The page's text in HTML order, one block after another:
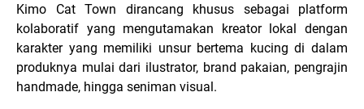
Kimo Cat Town dirancang khusus sebagai platform
kolaboratif yang mengutamakan kreator lokal dengan
karakter yang memiliki unsur bertema kucing di dalam
produknya mulai dari ilustrator, brand pakaian, pengrajin
handmade, hingga seniman visual.